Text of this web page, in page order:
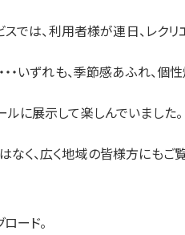
スでは、利用者様が連日、レク
・いずれも、季節感あふれ、個
に展示して楽しんでいました。
く、広く地域の皆様方にもご
ード。